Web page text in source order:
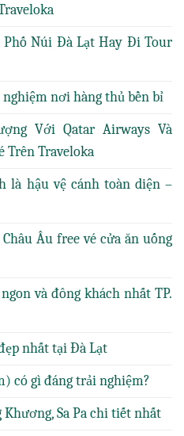
Phố Núi Đà Lạt Hay Đi Tour
nơi hàng thủ bền bỉ
Với Qatar Airways Và
Trên Traveloka
là hậu vệ cánh toàn diện –
Âu free vé cửa ăn uống
và đông khách nhất TP.
nhất tại Đà Lạt
có gì đáng trải nghiệm?
Sa Pa chi tiết nhất